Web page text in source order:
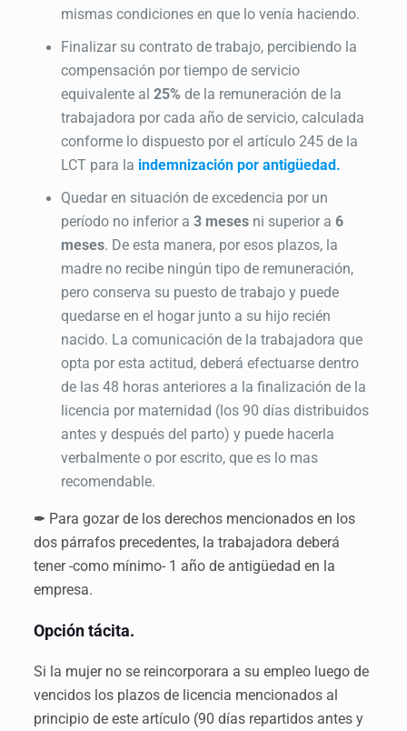
mismas condiciones en que lo venía haciendo.
Finalizar su contrato de trabajo, percibiendo la
compensación por tiempo de servicio
equivalente al 25% de la remuneración de la
trabajadora por cada año de servicio, calculada
conforme lo dispuesto por el artículo 245 de la
LCT para la indemnización por antigüedad.
Quedar en situación de excedencia por un
período no inferior a 3 mesesni superior a 6
meses. De esta manera, por esos plazos, la
madre no recibe ningún tipo de remuneración,
pero conserva su puesto de trabajo y puede
quedarse en el hogar junto a su hijo recién
nacido. La comunicación de la trabajadora que
opta por esta actitud, deberá efectuarse dentro
de las 48 horas anteriores a la finalización de la
licencia por maternidad (los 90 días distribuidos
antes y después del parto) y puede hacerla
verbalmente o por escrito, que es lo mas
recomendable.
✒ Para gozar de los derechos mencionados en los
dos párrafos precedentes, la trabajadora deberá
tener -como mínimo- 1 año de antigüedad en la
empresa.
Opción tácita.
Si la mujer no se reincorporara a su empleo luego de
vencidos los plazos de licencia mencionados al
principio de este artículo (90 días repartidos antes y